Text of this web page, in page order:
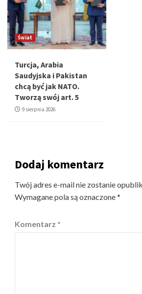
Świat
Turcja, Arabia
Saudyjska i Pakistan
chcą być jak NATO.
Tworzą swój art. 5
9 sierpnia 2026
Dodaj komentarz
Twój adres e-mail nie zostanie
Wymagane pola są oznaczone*
Komentarz *